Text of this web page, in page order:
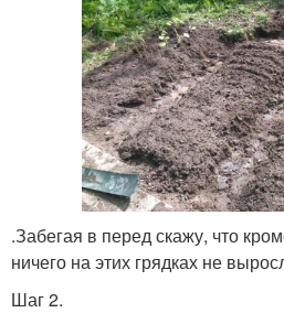
.Забегая в перед скажу, что
ничего на этих грядках не
Шаг 2.